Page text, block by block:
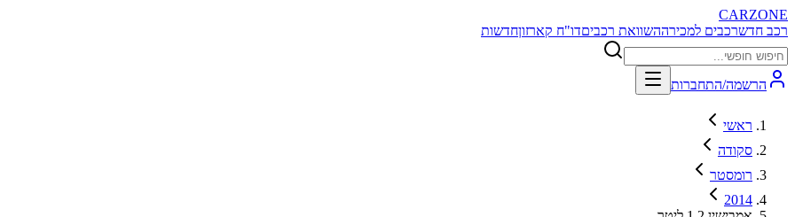
CARZONE
רכב חדשרכבים למכירההשוואת רכביםדו"ח קארזוןחדשות
הרשמה/התחברות
ראשי
סקודה
רומסטר
2014